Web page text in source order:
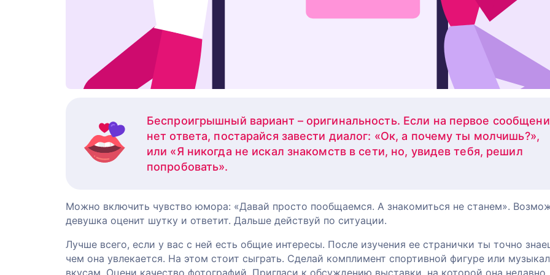
Беспроигрышный вариант – оригинальность. Если на первое
нет ответа, постарайся завести диалог: «Ок, а почему ты молчишь?»,
или «Я никогда не искал знакомств в сети, но, увидев тебя, решил
попробовать».
Можно включить чувство юмора: «Давай просто пообщаемся. А знакомиться не станем».
девушка оценит шутку и ответит. Дальше действуй по ситуации.
Лучше всего, если у вас с ней есть общие интересы. После изучения ее странички ты точно
чем она увлекается. На этом стоит сыграть. Сделай комплимент спортивной фигуре или
вкусам. Оцени качество фотографий. Пригласи к обсуждению выставки, на которой она недавно